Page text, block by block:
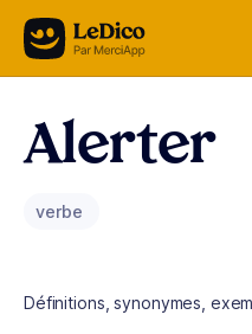
Aller au contenu
Alerter
verbe
Définitions, synonymes,